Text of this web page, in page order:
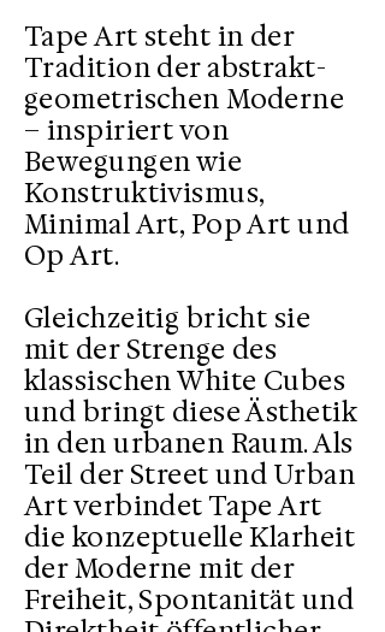
Tape Art steht in der
Tradition der abstrakt-
geometrischen Moderne
– inspiriert von
Bewegungen wie
Konstruktivismus,
Minimal Art, Pop Art und
Op Art.
Gleichzeitig bricht sie
mit der Strenge des
klassischen White Cubes
und bringt diese Ästhetik
in den urbanen Raum. Als
Teil der Street und Urban
Art verbindet Tape Art
die konzeptuelle Klarheit
der Moderne mit der
Freiheit, Spontanität und